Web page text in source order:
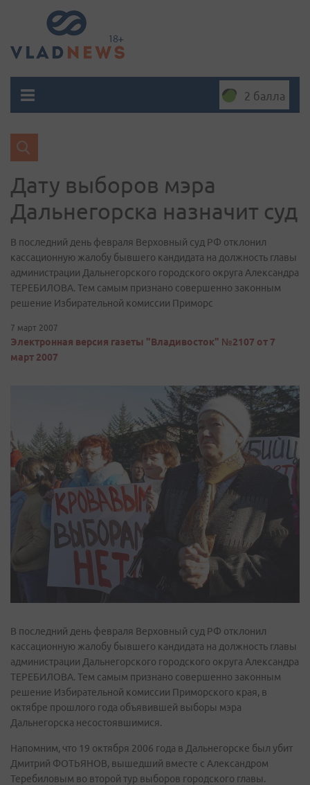
2 балла
Дату выборов мэра
Дальнегорска назначит суд
В последний день февраля Верховный суд РФ отклонил
кассационную жалобу бывшего кандидата на должность главы
администрации Дальнегорского городского округа Александра
ТЕРЕБИЛОВА. Тем самым признано совершенно законным
решение Избирательной комиссии Приморс
7 март 2007
Электронная версия газеты "Владивосток" №2107 от 7
март 2007
В последний день февраля Верховный суд РФ отклонил
кассационную жалобу бывшего кандидата на должность главы
администрации Дальнегорского городского округа Александра
ТЕРЕБИЛОВА. Тем самым признано совершенно законным
решение Избирательной комиссии Приморского края, в
октябре прошлого года объявившей выборы мэра
Дальнегорска несостоявшимися.
Напомним, что 19 октября 2006 года в Дальнегорске был убит
Дмитрий ФОТЬЯНОВ, вышедший вместе с Александром
Теребиловым во второй тур выборов городского главы.